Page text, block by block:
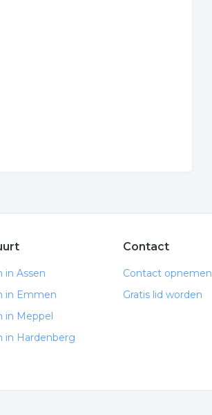
in Assen
in Emmen
in Meppel
in Hardenberg
Contact
Contact opnemen
Gratis lid worden